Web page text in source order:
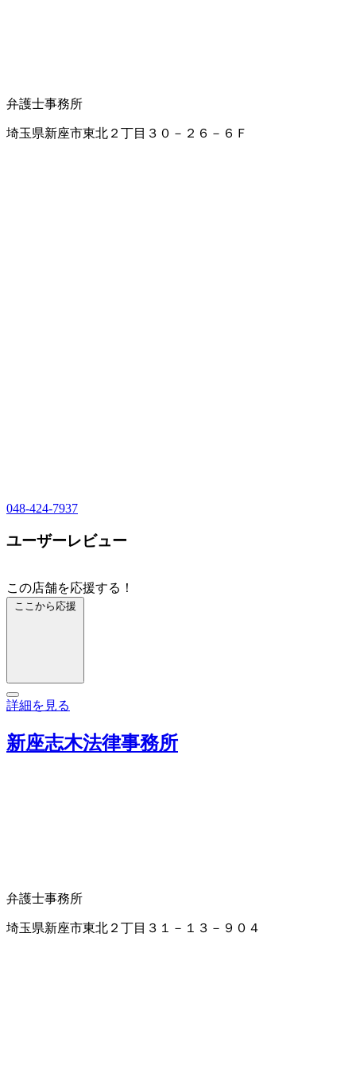
弁護士事務所
埼玉県新座市東北２丁目３０－２６－６Ｆ
048-424-7937
ユーザーレビュー
この店舗を応援する！
ここから応援
詳細を見る
新座志木法律事務所
弁護士事務所
埼玉県新座市東北２丁目３１－１３－９０４